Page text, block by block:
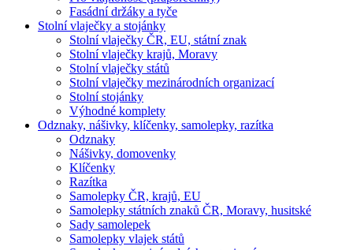
Fasádní držáky a tyče
Stolní vlaječky a stojánky
Stolní vlaječky ČR, EU, státní znak
Stolní vlaječky krajů, Moravy
Stolní vlaječky států
Stolní vlaječky mezinárodních organizací
Stolní stojánky
Výhodné komplety
Odznaky, nášivky, klíčenky, samolepky, razítka
Odznaky
Nášivky, domovenky
Klíčenky
Razítka
Samolepky ČR, krajů, EU
Samolepky státních znaků ČR, Moravy, husitské
Sady samolepek
Samolepky vlajek států